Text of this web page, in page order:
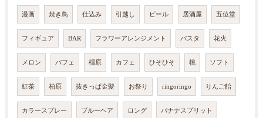
漫画 焼き鳥 仕込み 引越し ビール 居酒屋 五位堂
フィギュア BAR フラワーアレンジメント パスタ 花火
メロン パフェ 橿原 カフェ ひそひそ 桃 ソフト
紅茶 柏原 抜きっぱ金髪 お祭り ringoringo りんご飴
カラースプレー ブルーヘア ロング バナナスプリット